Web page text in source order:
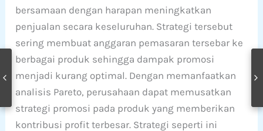
bersamaan dengan harapan meningkatkan
penjualan secara keseluruhan. Strategi tersebut
sering membuat anggaran pemasaran tersebar ke
berbagai produk sehingga dampak promosi
menjadi kurang optimal. Dengan memanfaatkan
analisis Pareto, perusahaan dapat memusatkan
strategi promosi pada produk yang memberikan
kontribusi profit terbesar. Strategi seperti ini